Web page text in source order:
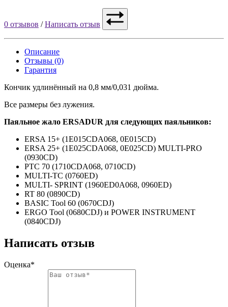
0 отзывов /Написать отзыв
Описание
Отзывы (0)
Гарантия
Кончик удлинённый на 0,8 мм/0,031 дюйма.
Все размеры без лужения.
Паяльное жало ERSADUR для следующих паяльников:
ERSA 15+ (1E015CDA068, 0E015CD)
ERSA 25+ (1E025CDA068, 0E025CD) MULTI-PRO
(0930CD)
PTC 70 (1710CDA068, 0710CD)
MULTI-TC (0760ED)
MULTI- SPRINT (1960ED0A068, 0960ED)
RT 80 (0890CD)
BASIC Tool 60 (0670CDJ)
ERGO Tool (0680CDJ) и POWER INSTRUMENT
(0840CDJ)
Написать отзыв
Оценка*